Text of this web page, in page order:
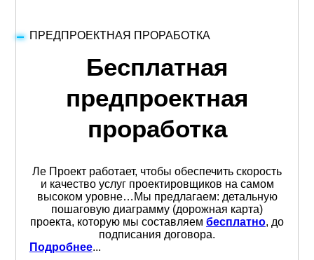
ПРЕДПРОЕКТНАЯ ПРОРАБОТКА
Бесплатная
предпроектная
проработка
Ле Проект работает, чтобы обеспечить скорость
и качество услуг проектировщиков на самом
высоком уровне…Мы предлагаем: детальную
пошаговую диаграмму (дорожная карта)
проекта, которую мы составляем бесплатно, до
подписания договора.
Подробнее...